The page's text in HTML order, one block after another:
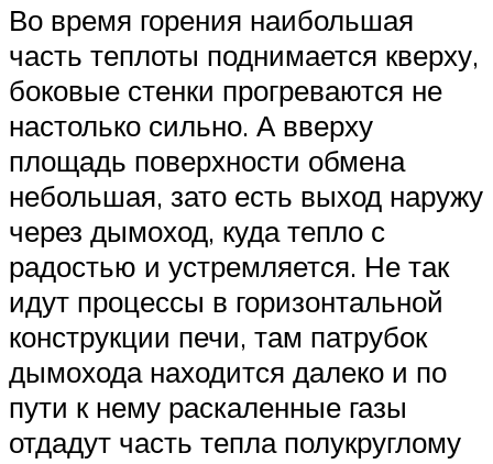
Во время горения наибольшая
часть теплоты поднимается кверху,
боковые стенки прогреваются не
настолько сильно. А вверху
площадь поверхности обмена
небольшая, зато есть выход наружу
через дымоход, куда тепло с
радостью и устремляется. Не так
идут процессы в горизонтальной
конструкции печи, там патрубок
дымохода находится далеко и по
пути к нему раскаленные газы
отдадут часть тепла полукруглому